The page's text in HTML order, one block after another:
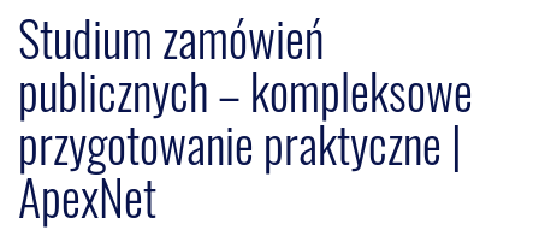
Studium zamówień
publicznych – kompleksowe
przygotowanie praktyczne |
ApexNet